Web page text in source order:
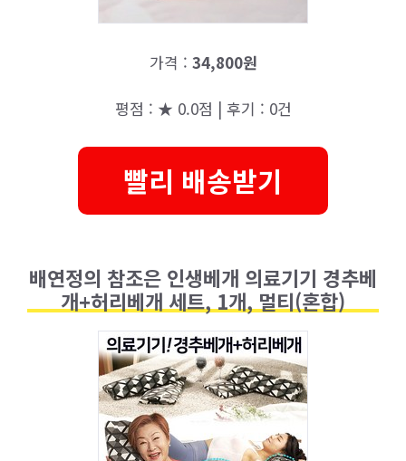
가격 : 34,800원
평점 : ★ 0.0점 | 후기 : 0건
빨리 배송받기
배연정의 참조은 인생베개 의료기기 경추베
개+허리베개 세트, 1개, 멀티(혼합)